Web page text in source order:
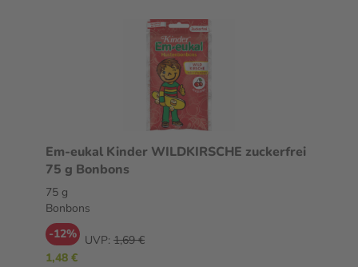
Em-eukal Kinder WILDKIRSCHE zuckerfrei
75 g Bonbons
75 g
Bonbons
-12% UVP: 1,69 €
1,48 €